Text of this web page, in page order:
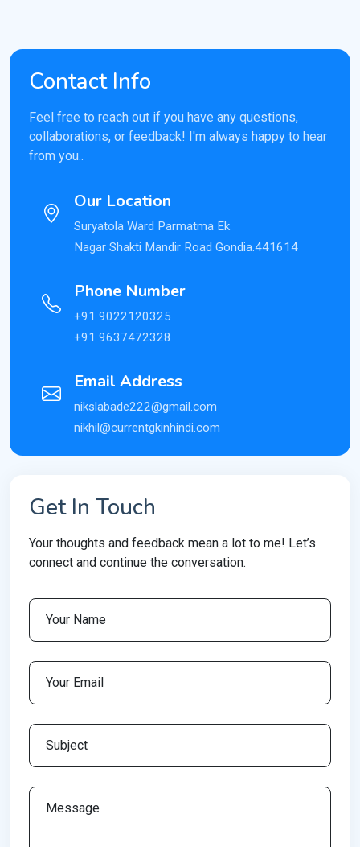
Contact Info
Feel free to reach out if you have any questions,
collaborations, or feedback! I'm always happy to hear
from you..
Our Location
Suryatola Ward Parmatma Ek
Nagar Shakti Mandir Road Gondia.441614
Phone Number
+91 9022120325
+91 9637472328
Email Address
nikslabade222@gmail.com
nikhil@currentgkinhindi.com
Get In Touch
Your thoughts and feedback mean a lot to me! Let’s
connect and continue the conversation.